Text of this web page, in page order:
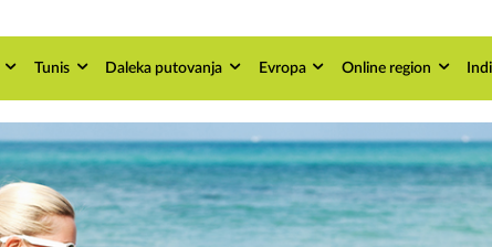
Tunis Daleka putovanja Evropa Online region